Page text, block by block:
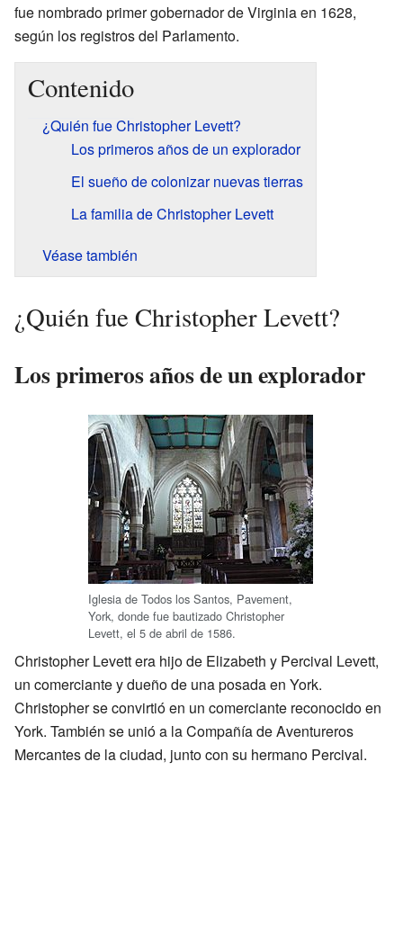
fue nombrado primer gobernador de Virginia en 1628,
según los registros del Parlamento.
Contenido
¿Quién fue Christopher Levett?
Los primeros años de un explorador
El sueño de colonizar nuevas tierras
La familia de Christopher Levett
Véase también
¿Quién fue Christopher Levett?
Los primeros años de un explorador
Iglesia de Todos los Santos, Pavement,
York, donde fue bautizado Christopher
Levett, el 5 de abril de 1586.
Christopher Levett era hijo de Elizabeth y Percival Levett,
un comerciante y dueño de una posada en York.
Christopher se convirtió en un comerciante reconocido en
York. También se unió a la Compañía de Aventureros
Mercantes de la ciudad, junto con su hermano Percival.